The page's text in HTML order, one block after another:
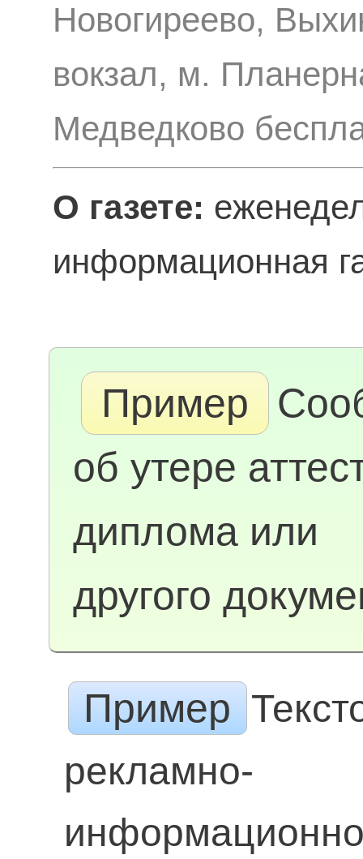
Новогиреево,
вокзал, м.
Медведково
О газете:
информационная
Пример
об утере
диплома или
другого
Пример
рекламно-